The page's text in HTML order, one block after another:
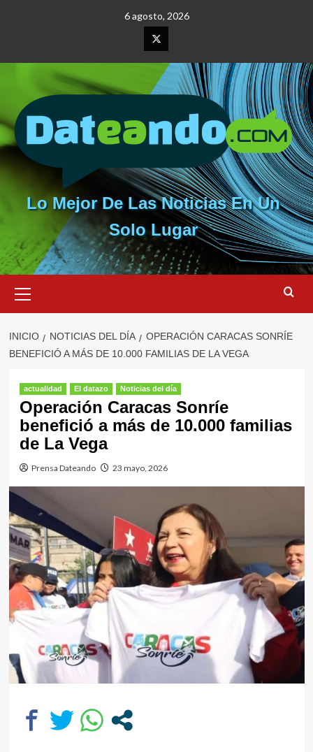
6 agosto, 2026
Elemento
del
menú
Lo Mejor De Las Noticias En Un
Solo Lugar
primario
INICIO NOTICIAS DEL DÍA
OPERACIÓN CARACAS SONRÍE
BENEFICIÓ A MÁS DE 10.000 FAMILIAS DE LA VEGA
actualidad El datazo Noticias del día
Operación Caracas Sonríe
benefició a más de 10.000 familias
de La Vega
Prensa Dateando 23 mayo, 2026